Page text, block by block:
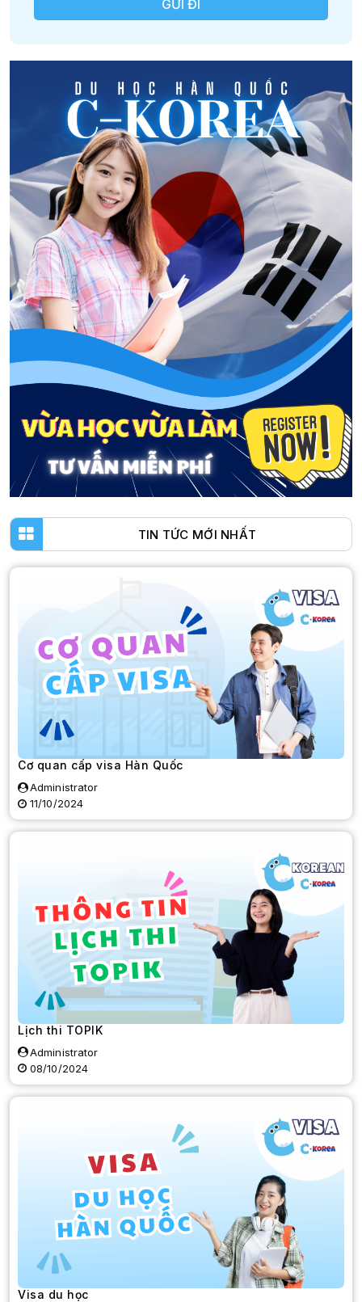
TIN TỨC MỚI NHẤT
Cơ quan cấp visa Hàn Quốc
Administrator
11/10/2024
Lịch thi TOPIK
Administrator
08/10/2024
Visa du học